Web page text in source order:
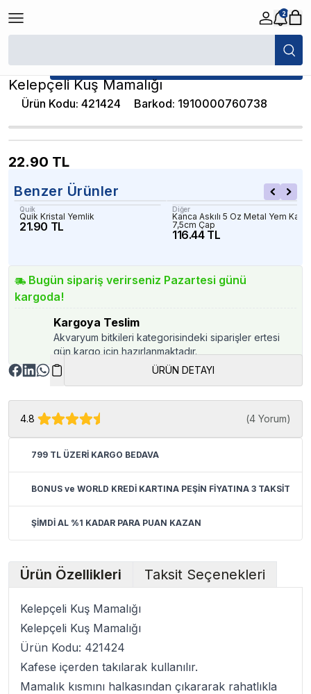
2
/
Kelepçeli Kuş Mamalığı
Ürün Kodu: 421424 Barkod: 1910000760738
22.90 TL
Benzer Ürünler
Quik
Quik Kristal Yemlik
21.90 TL
Diğer
Kanca Askılı 5 Oz Metal Yem Kabı
7,5cm Çap
116.44 TL
Bugün sipariş verirseniz Pazartesi günü
kargoda!
Kargoya Teslim
Akvaryum bitkileri kategorisindeki siparişler ertesi
gün kargo için hazırlanmaktadır.
ÜRÜN DETAYI
4.8 (4 Yorum)
799 TL ÜZERİ KARGO BEDAVA
BONUS ve WORLD KREDİ KARTINA PEŞİN FİYATINA 3 TAKSİT
ŞİMDİ AL %1 KADAR PARA PUAN KAZAN
Ürün Özellikleri Taksit Seçenekleri
Kelepçeli Kuş Mamalığı
Kelepçeli Kuş Mamalığı
Ürün Kodu: 421424
Kafese içerden takılarak kullanılır.
Mamalık kısmını halkasından çıkararak rahatlıkla